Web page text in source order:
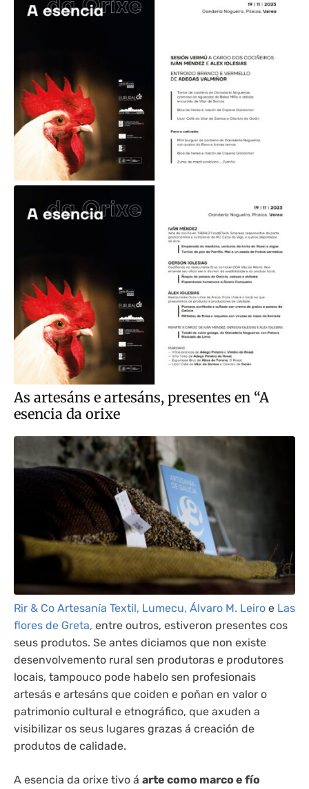
As artesáns e artesáns, presentes en “A
esencia da orixe
Rir & Co Artesanía Textil, Lumecu, Álvaro M. Leiro e Las
flores de Greta, entre outros, estiveron presentes cos
seus produtos. Se antes diciamos que non existe
desenvolvemento rural sen produtoras e produtores
locais, tampouco pode habelo sen profesionais
artesás e artesáns que coiden e poñan en valor o
patrimonio cultural e etnográfico, que axuden a
visibilizar os seus lugares grazas á creación de
produtos de calidade.
A esencia da orixe tivo á arte como marco e fío